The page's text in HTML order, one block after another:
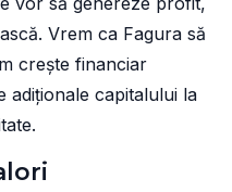
Vrem ca Fagura să
crește financiar
adiționale capitalului la